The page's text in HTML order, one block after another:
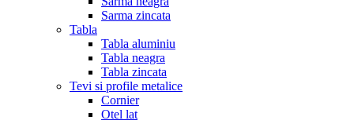
Sarma zincata
Tabla
Tabla aluminiu
Tabla neagra
Tabla zincata
Tevi si profile metalice
Cornier
Otel lat